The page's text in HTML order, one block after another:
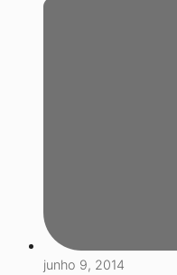
junho 9, 2014